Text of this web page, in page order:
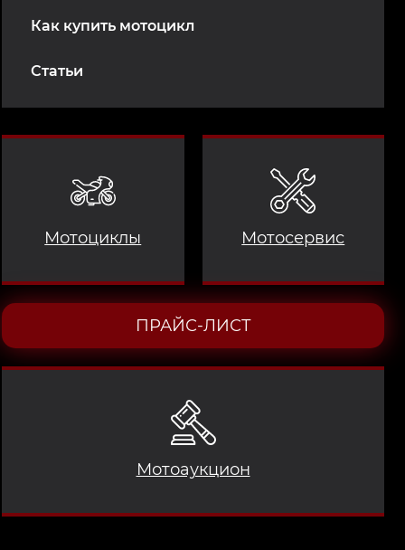
Как купить мотоцикл
Статьи
Мотоциклы
Мотоаукцион
Мотосервис
ПРАЙС-ЛИСТ